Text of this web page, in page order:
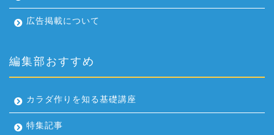
広告掲載について
編集部おすすめ
カラダ作りを知る基礎講座
特集記事